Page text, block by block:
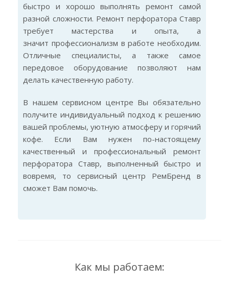
быстро и хорошо выполнять ремонт самой
разной сложности. Ремонт перфоратора Ставр
требует мастерства и опыта, а
значит профессионализм в работе необходим.
Отличные специалисты, а также самое
передовое оборудование позволяют нам
делать качественную работу.
В нашем сервисном центре Вы обязательно
получите индивидуальный подход к решению
вашей проблемы, уютную атмосферу и горячий
кофе. Если Вам нужен по-настоящему
качественный и профессиональный ремонт
перфоратора Ставр, выполненный быстро и
вовремя, то сервисный центр РемБренд в
сможет Вам помочь.
Как мы работаем: